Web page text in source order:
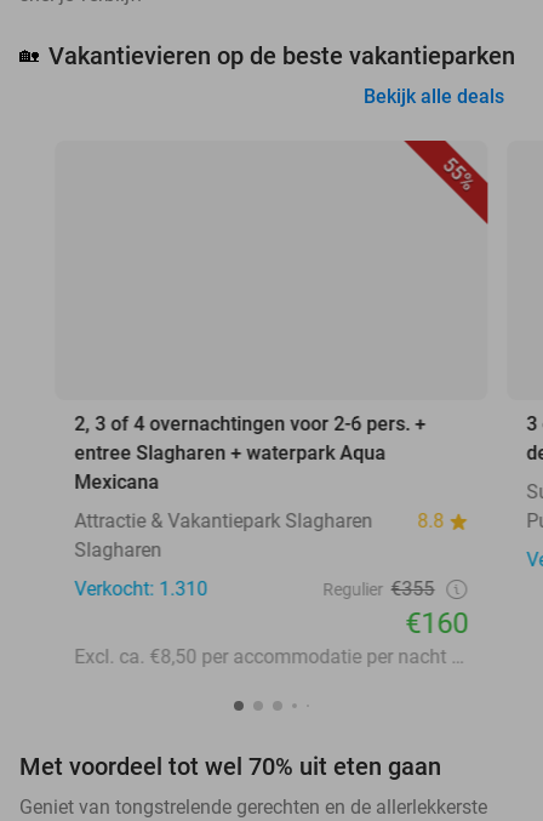
🏡 Vakantievieren op de beste vakantieparken
Bekijk alle deals
55%
2, 3 of 4 overnachtingen voor 2-6 pers. +
entree Slagharen + waterpark Aqua
Mexicana
Attractie & Vakantiepark Slagharen
8.8
Slagharen
Verkocht: 1.310
Regulier €355
€160
Excl. ca. €8,50 per accommodatie per nacht aan lokale heffingen
3
Met voordeel tot wel 70% uit eten gaan
Geniet van tongstrelende gerechten en de allerlekkerste